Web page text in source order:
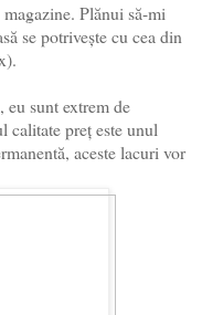
Plănui să-mi
se potrivește cu cea din
sunt extrem de
calitate preț este unul
aceste lacuri vor